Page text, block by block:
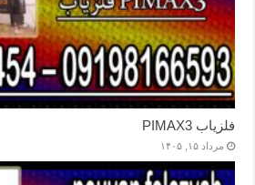
فلزیاب PIMAX3
مرداد ۱۵, ۱۴۰۵